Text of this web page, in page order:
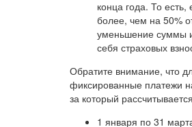
конца года. То
более, чем на 50%
уменьшение суммы
себя страховых
Обратите внимание, что
фиксированные платежи
за который
1 января по 31